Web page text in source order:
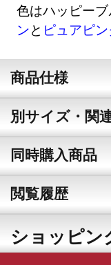
色はハッピーブ
ンと ピュアピン
商品仕様
別サイズ・関
同時購入商品
閲覧履歴
ショッピン